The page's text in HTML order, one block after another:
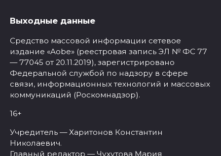
Выходные данные
Средство массовой информации сетевое
издание «Aobe» (реестровая запись ЭЛ № ФС 77
— 77045 от 20.11.2019), зарегистрировано
Федеральной службой по надзору в сфере
связи, информационных технологий и массовых
коммуникаций (Роскомнадзор).
16+
Учредитель — Харитонов Константин
Николаевич.
Главный редактор — Чухутова Мария